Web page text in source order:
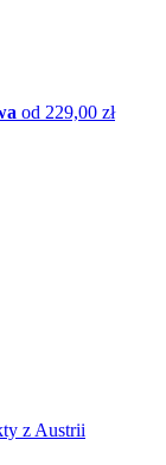
od 229,00 zł
z Austrii